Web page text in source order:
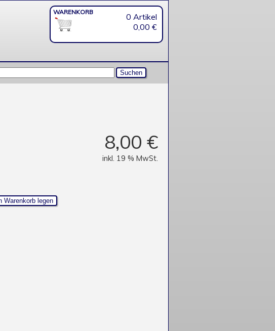
WARENKORB
0 Artikel
0,00 €
8,00 €
inkl. 19 % MwSt.